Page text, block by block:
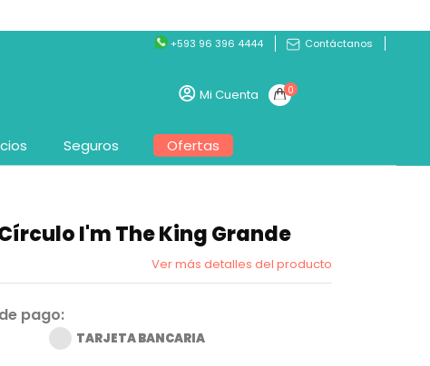
+593 96 396 4444
Contáctanos
Mi Cuenta 0
Seguros Ofertas
I'm The King Grande
Ver más detalles del producto
pago:
TARJETA BANCARIA